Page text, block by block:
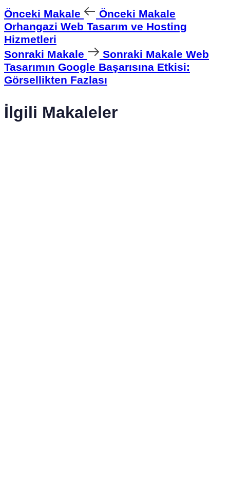
Önceki Makale
Önceki Makale
Orhangazi Web Tasarım ve Hosting
Hizmetleri
Sonraki Makale
Sonraki Makale Web
Tasarımın Google Başarısına Etkisi:
Görsellikten Fazlası
İlgili Makaleler